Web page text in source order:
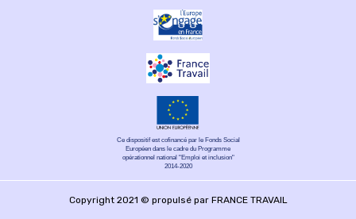
Ce dispositif est cofinancé par le Fonds Social
Européen dans le cadre du Programme
opérationnel national "Emploi et inclusion"
2014-2020
Copyright 2021 © propulsé par FRANCE TRAVAIL